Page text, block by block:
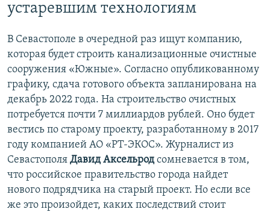
устаревшим технологиям
В Севастополе в очередной раз ищут компанию,
которая будет строить канализационные очистные
сооружения «Южные». Согласно опубликованному
графику, сдача готового объекта запланирована на
декабрь 2022 года. На строительство очистных
потребуется почти 7 миллиардов рублей. Оно будет
вестись по старому проекту, разработанному в 2017
году компанией АО «РТ-ЭКОС». Журналист из
Севастополя Давид Аксельродсомневается в том,
что российское правительство города найдет
нового подрядчика на старый проект. Но если все
же это произойдет, каких последствий стоит